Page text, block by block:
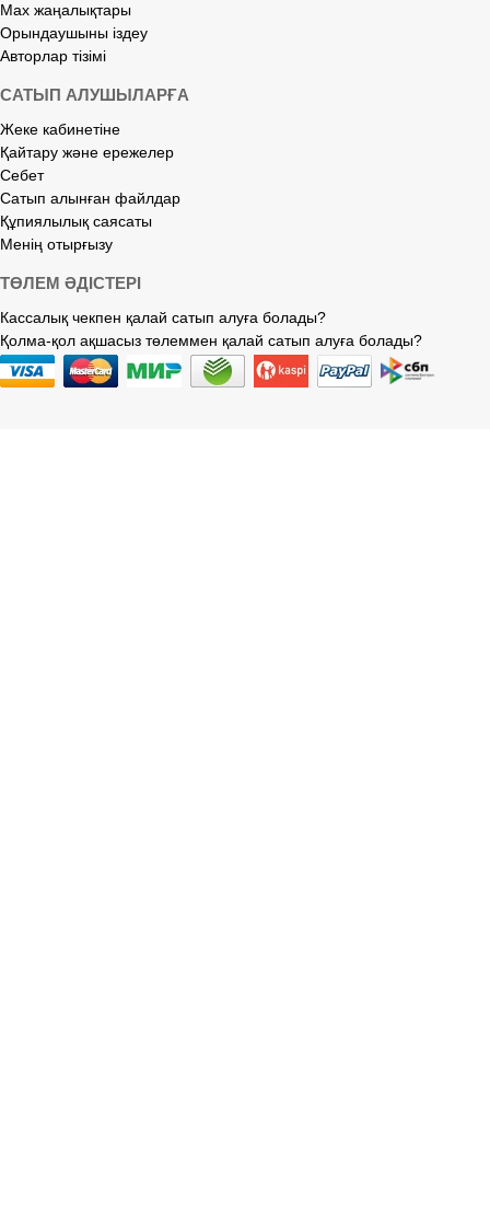
Max жаңалықтары
Орындаушыны іздеу
Авторлар тізімі
САТЫП АЛУШЫЛАРҒА
Жеке кабинетіне
Қайтару және ережелер
Себет
Сатып алынған файлдар
Құпиялылық саясаты
Менің отырғызу
ТӨЛЕМ ӘДІСТЕРІ
Кассалық чекпен қалай сатып алуға болады?
Қолма-қол ақшасыз төлеммен қалай сатып алуға болады?